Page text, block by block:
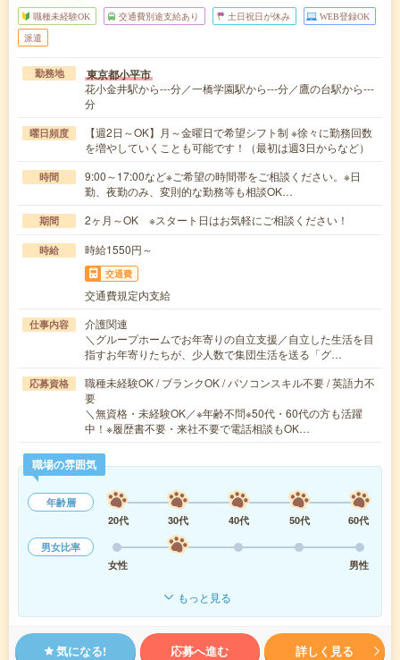
職種未経験OK 交通費別途支給あり 土日祝日が休み WEB登録OK
派遣
勤務地 東京都小平市
花小金井駅から---分／一橋学園駅から---分／鷹の台駅から---
分
曜日頻度
【週2日～OK】月～金曜日で希望シフト制 ※徐々に勤務回数
を増やしていくことも可能です！（最初は週3日からなど）
時間
9:00～17:00など※ご希望の時間帯をご相談ください。※日
勤、夜勤のみ、変則的な勤務等も相談OK…
期間 2ヶ月～OK ※スタート日はお気軽にご相談ください！
時給 時給1550円～
交通費
交通費規定内支給
仕事内容
介護関連
＼グループホームでお年寄りの自立支援／自立した生活を目
指すお年寄りたちが、少人数で集団生活を送る「グ…
応募資格
職種未経験OK / ブランクOK / パソコンスキル不要 / 英語力不
要
＼無資格・未経験OK／※年齢不問※50代・60代の方も活躍
中！※履歴書不要・来社不要で電話相談もOK…
職場の雰囲気
年齢層
20代
30代 40代 50代
60代
男女比率
女性
男性
もっと見る
気になる! 応募へ進む 詳しく見る